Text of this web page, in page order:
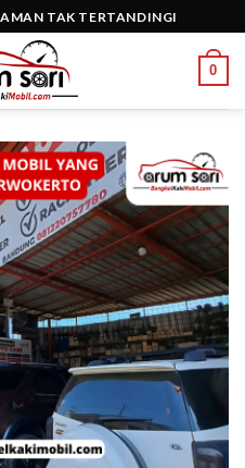
TAK TERTANDINGI
0